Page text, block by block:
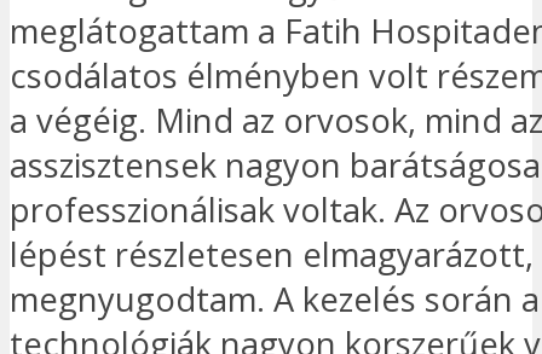
meglátogattam a Fatih
csodálatos élményben volt
a végéig. Mind az orvosok, mind az
asszisztensek nagyon
professzionálisak voltak. Az
lépést részletesen
megnyugodtam. A kezelés során
technológiák nagyon korszerűek